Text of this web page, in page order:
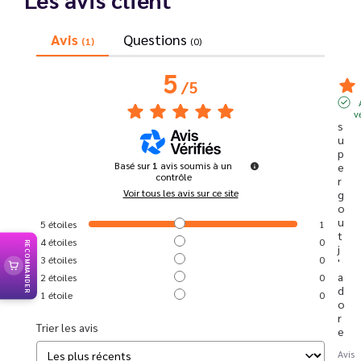
Avis (1) Questions (0)
5/5
Basé sur1 avis soumis à un
contrôle
Voir tous les avis sur ce site
5 étoiles
1
4étoiles
0
3 étoiles
0
2 étoiles
0
1 étoile 0
Trier les avis
s
u
p
e
r
g
o
u
t
j
'
a
d
o
r
e
Avis
RECOMMANDER